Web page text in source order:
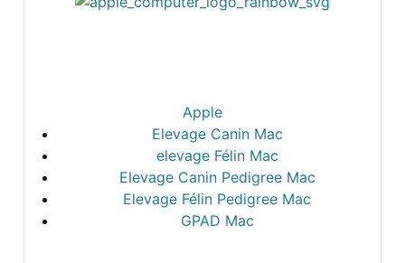
Apple
Elevage Canin Mac
elevage Félin Mac
Elevage Canin Pedigree Mac
Elevage Félin Pedigree Mac
GPAD Mac